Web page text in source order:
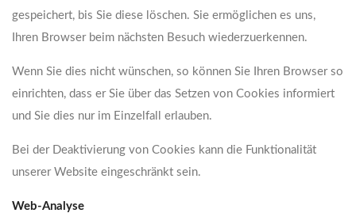
gespeichert, bis Sie diese löschen. Sie ermöglichen es uns,
Ihren Browser beim nächsten Besuch wiederzuerkennen.
Wenn Sie dies nicht wünschen, so können Sie Ihren Browser so
einrichten, dass er Sie über das Setzen von Cookies informiert
und Sie dies nur im Einzelfall erlauben.
Bei der Deaktivierung von Cookies kann die Funktionalität
unserer Website eingeschränkt sein.
Web-Analyse